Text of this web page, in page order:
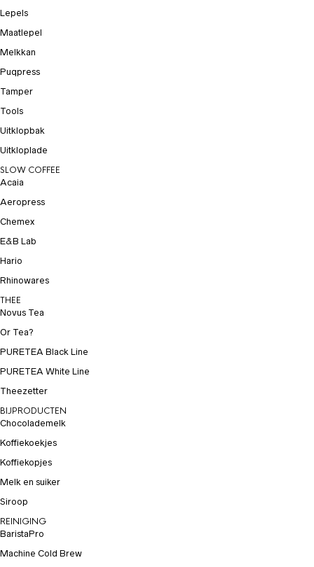
Lepels
Maatlepel
Melkkan
Puqpress
Tamper
Tools
Uitklopbak
Uitkloplade
SLOW COFFEE
Acaia
Aeropress
Chemex
E&B Lab
Hario
Rhinowares
THEE
Novus Tea
Or Tea?
PURETEA Black Line
PURETEA White Line
Theezetter
BIJPRODUCTEN
Chocolademelk
Koffiekoekjes
Koffiekopjes
Melk en suiker
Siroop
REINIGING
BaristaPro
Machine Cold Brew